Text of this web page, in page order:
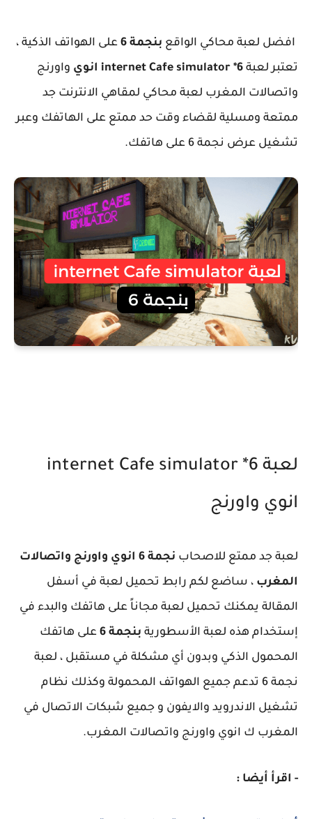
افضل لعبة محاكي الواقع بنجمة 6
على الهواتف الذكية ،
تعتبر لعبة internet Cafe simulator *6 انوي
واورنج
واتصالات المغرب لعبة محاكي لمقاهي الانترنت جد
ممتعة ومسلية لقضاء وقت حد ممتع على الهاتفك وعبر
تشغيل عرض نجمة 6 على هاتفك.
لعبة internet Cafe simulator *6
انوي واورنج
لعبة جد ممتع للاصحاب
نجمة 6 انوي واورنج واتصالات
المغرب ، ساضع لكم رابط تحميل لعبة في أسفل
المقالة يمكنك تحميل لعبة مجاناً على هاتفك والبدء في
إستخدام هذه لعبة الأسطورية بنجمة 6
على هاتفك
المحمول الذكي وبدون أي مشكلة في مستقبل ، لعبة
نجمة 6 تدعم جميع الهواتف المحمولة وكذلك نظام
تشغيل الاندرويد والايفون و جميع شبكات الاتصال في
المغرب ك انوي واورنج واتصالات المغرب.
- اقرأ أيضا :